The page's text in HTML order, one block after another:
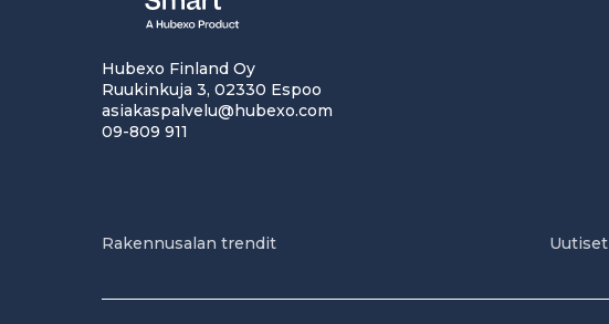
Hubexo Finland Oy
Ruukinkuja 3, 02330 Espoo
asiakaspalvelu@hubexo.com
09-809 911
Rakennusalan trendit Uutiset